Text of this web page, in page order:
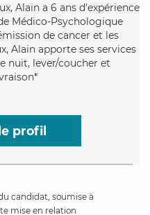
Alain a 6 ans d'expérience
Médico-Psychologique
de cancer et les
Alain apporte ses services
nuit, lever/coucher et
profil
candidat, soumise à
mise en relation